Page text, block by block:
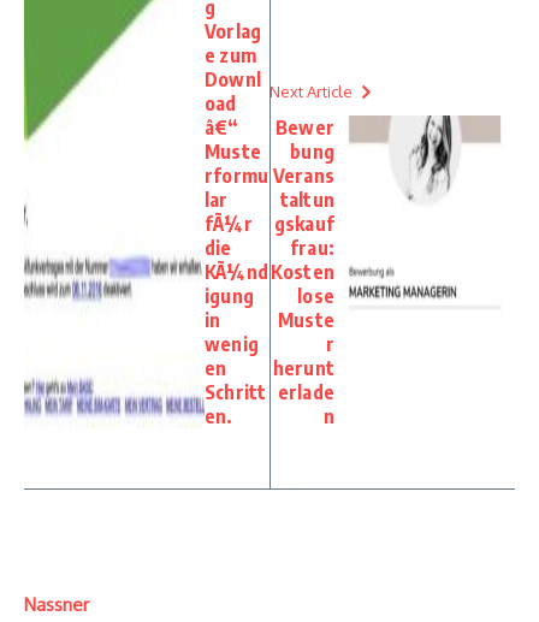
g
Vorlag
e zum
Downl
oad
â€“
Muste
rformu
lar
fÃ¼r
die
KÃ¼nd
igung
in
wenig
en
Schritt
en.
Next Article
Bewer
bung
Verans
taltun
gskauf
frau:
Kosten
lose
Muste
r
herunt
erlade
n
Nassner